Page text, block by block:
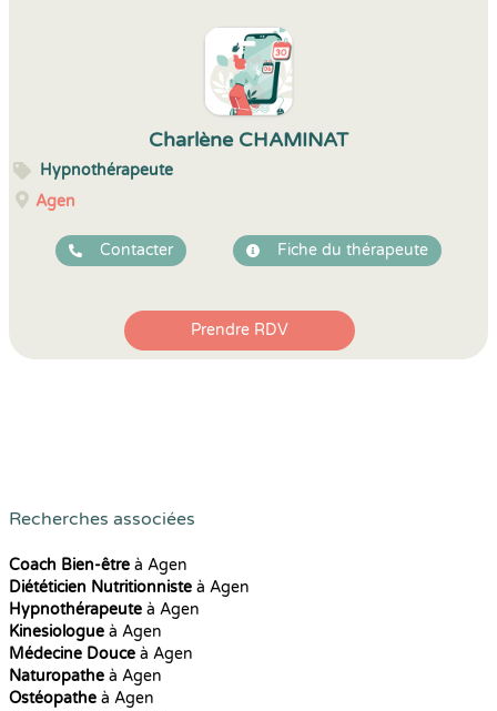
Charlène CHAMINAT
Hypnothérapeute
Agen
Contacter Fiche du thérapeute
Prendre RDV
Recherches associées
Coach Bien-être à Agen
Diététicien Nutritionniste à Agen
Hypnothérapeute à Agen
Kinesiologue à Agen
Médecine Douce à Agen
Naturopathe à Agen
Ostéopathe à Agen